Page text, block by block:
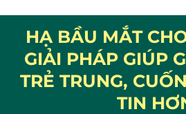
HẠ BẦU MẮT
GIẢI PHÁP GIÚP
TRẺ TRUNG,
TIN